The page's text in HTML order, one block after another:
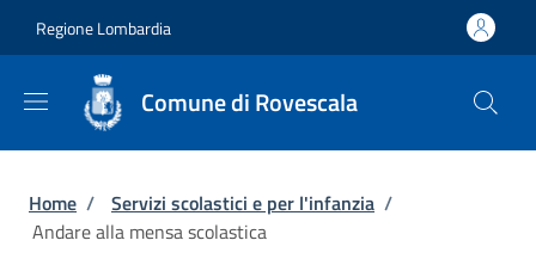
Regione Lombardia
Comune di Rovescala
Briciole di pane
Home / Servizi scolastici e per l'infanzia /
Andare alla mensa scolastica